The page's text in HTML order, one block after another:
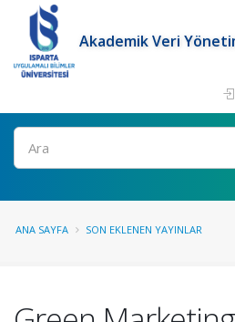
Akademik Veri
Ara
ANA SAYFA SON EKLENEN YAYINLAR